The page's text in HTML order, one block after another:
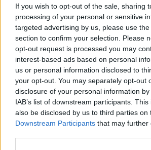
If you wish to opt-out of the sale, sharing
processing of your personal or sensitive
targeted advertising by us, please use
section to confirm your selection. Please
opt-out request is processed you may
interest-based ads based on personal
us or personal information disclosed to
your opt-out. You may separately opt-out
disclosure of your personal information
IAB’s list of downstream participants.
also be disclosed by us to third parties on
Downstream Participants that may further
Notizie in tempo
Entra nel canale
GalluraOggi.it
Ricevi le nostre
daGoogle News